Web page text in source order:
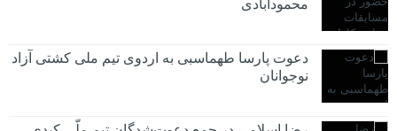
محمودآبادی
دعوت پارسا طهماسبی به اردوی تیم ملی کشتی آزاد
نوجوانان